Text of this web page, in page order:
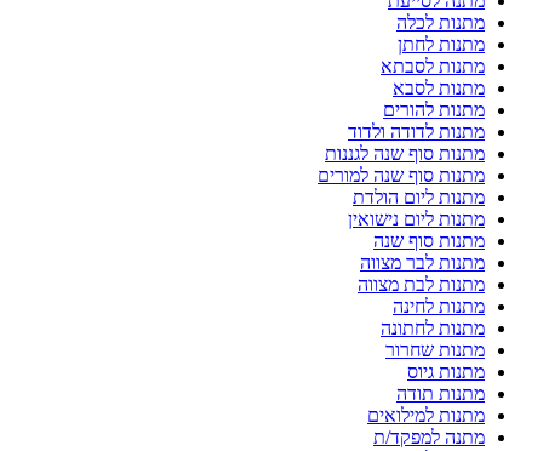
מתנות לכלה
מתנות לחתן
מתנות לסבתא
מתנות לסבא
מתנות להורים
מתנות לדודה ולדוד
מתנות סוף שנה לגננות
מתנות סוף שנה למורים
מתנות ליום הולדת
מתנות ליום נישואין
מתנות סוף שנה
מתנות לבר מצווה
מתנות לבת מצווה
מתנות לחינה
מתנות לחתונה
מתנות שחרור
מתנות גיוס
מתנות תודה
מתנות למילואים
מתנה למפקד/ת